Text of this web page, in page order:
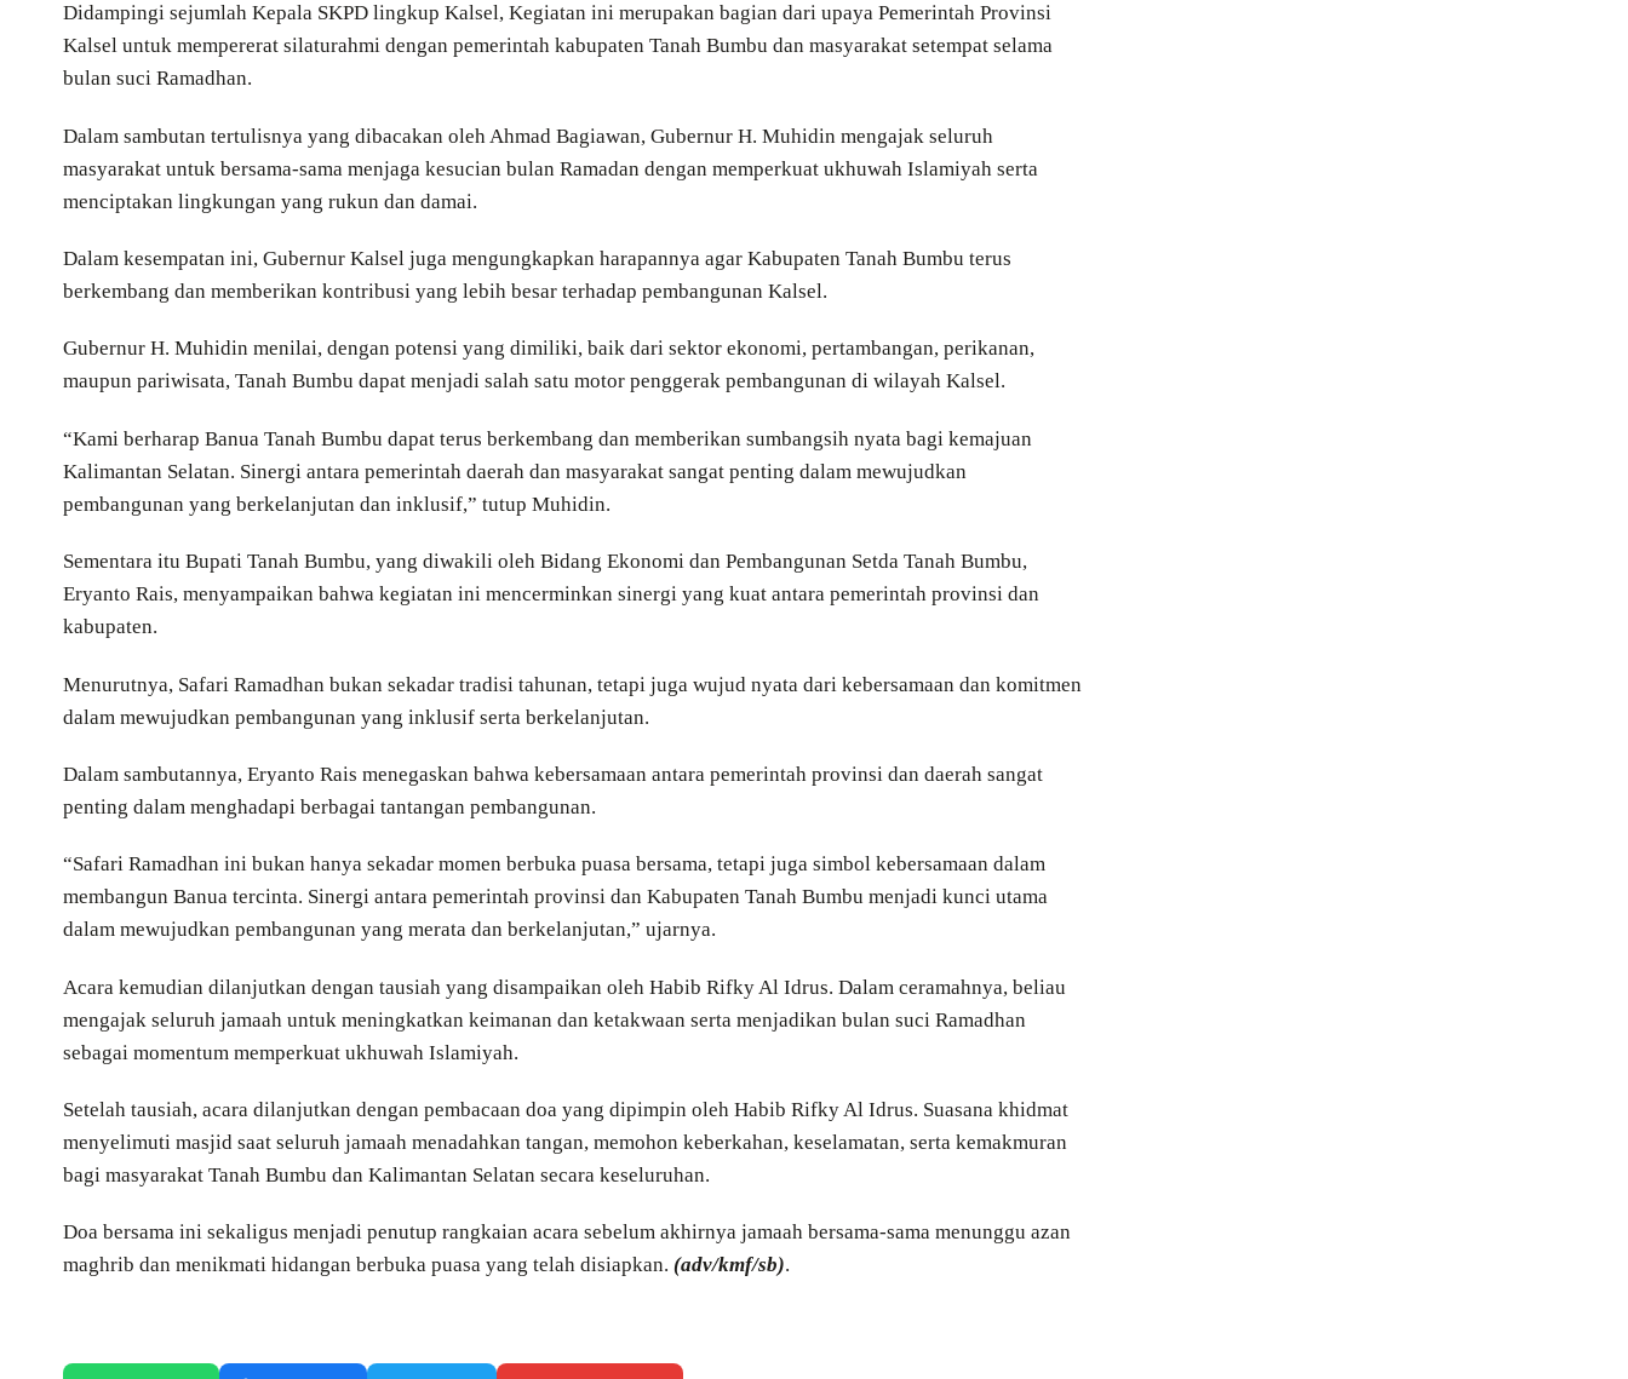
Didampingi sejumlah Kepala SKPD lingkup Kalsel, Kegiatan ini merupakan bagian dari upaya Pemerintah Provinsi
Kalsel untuk mempererat silaturahmi dengan pemerintah kabupaten Tanah Bumbu dan masyarakat setempat selama
bulan suci Ramadhan.
Dalam sambutan tertulisnya yang dibacakan oleh Ahmad Bagiawan, Gubernur H. Muhidin mengajak seluruh
masyarakat untuk bersama-sama menjaga kesucian bulan Ramadan dengan memperkuat ukhuwah Islamiyah serta
menciptakan lingkungan yang rukun dan damai.
Dalam kesempatan ini, Gubernur Kalsel juga mengungkapkan harapannya agar Kabupaten Tanah Bumbu terus
berkembang dan memberikan kontribusi yang lebih besar terhadap pembangunan Kalsel.
Gubernur H. Muhidin menilai, dengan potensi yang dimiliki, baik dari sektor ekonomi, pertambangan, perikanan,
maupun pariwisata, Tanah Bumbu dapat menjadi salah satu motor penggerak pembangunan di wilayah Kalsel.
“Kami berharap Banua Tanah Bumbu dapat terus berkembang dan memberikan sumbangsih nyata bagi kemajuan
Kalimantan Selatan. Sinergi antara pemerintah daerah dan masyarakat sangat penting dalam mewujudkan
pembangunan yang berkelanjutan dan inklusif,” tutup Muhidin.
Sementara itu Bupati Tanah Bumbu, yang diwakili oleh Bidang Ekonomi dan Pembangunan Setda Tanah Bumbu,
Eryanto Rais, menyampaikan bahwa kegiatan ini mencerminkan sinergi yang kuat antara pemerintah provinsi dan
kabupaten.
Menurutnya, Safari Ramadhan bukan sekadar tradisi tahunan, tetapi juga wujud nyata dari kebersamaan dan komitmen
dalam mewujudkan pembangunan yang inklusif serta berkelanjutan.
Dalam sambutannya, Eryanto Rais menegaskan bahwa kebersamaan antara pemerintah provinsi dan daerah sangat
penting dalam menghadapi berbagai tantangan pembangunan.
“Safari Ramadhan ini bukan hanya sekadar momen berbuka puasa bersama, tetapi juga simbol kebersamaan dalam
membangun Banua tercinta. Sinergi antara pemerintah provinsi dan Kabupaten Tanah Bumbu menjadi kunci utama
dalam mewujudkan pembangunan yang merata dan berkelanjutan,” ujarnya.
Acara kemudian dilanjutkan dengan tausiah yang disampaikan oleh Habib Rifky Al Idrus. Dalam ceramahnya, beliau
mengajak seluruh jamaah untuk meningkatkan keimanan dan ketakwaan serta menjadikan bulan suci Ramadhan
sebagai momentum memperkuat ukhuwah Islamiyah.
Setelah tausiah, acara dilanjutkan dengan pembacaan doa yang dipimpin oleh Habib Rifky Al Idrus. Suasana khidmat
menyelimuti masjid saat seluruh jamaah menadahkan tangan, memohon keberkahan, keselamatan, serta kemakmuran
bagi masyarakat Tanah Bumbu dan Kalimantan Selatan secara keseluruhan.
Doa bersama ini sekaligus menjadi penutup rangkaian acara sebelum akhirnya jamaah bersama-sama menunggu azan
maghrib dan menikmati hidangan berbuka puasa yang telah disiapkan. (adv/kmf/sb).